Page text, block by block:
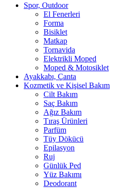
Spor, Outdoor
El Fenerleri
Forma
Bisiklet
Matkap
Tornavida
Elektrikli Moped
Moped & Motosiklet
Ayakkabı, Çanta
Kozmetik ve Kişisel Bakım
Cilt Bakım
Saç Bakım
Ağız Bakım
Tıraş Ürünleri
Parfüm
Tüy Dökücü
Epilasyon
Ruj
Günlük Ped
Yüz Bakımı
Deodorant